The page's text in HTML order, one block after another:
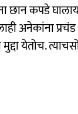
छान कपडे
अनेकांना
येतोच.